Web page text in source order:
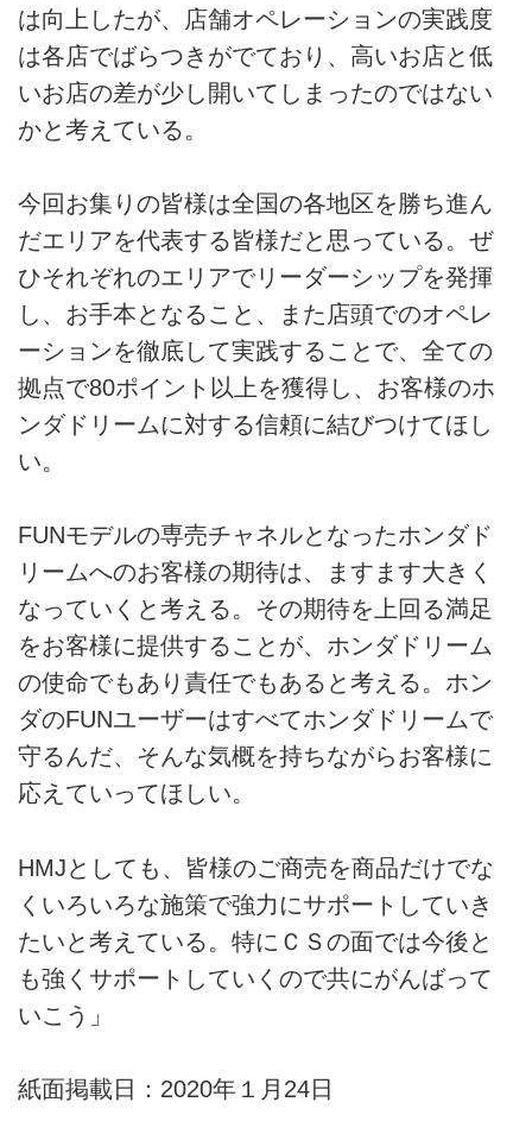
は向上したが、店舗オペレーションの実践度
は各店でばらつきがでており、高いお店と低
いお店の差が少し開いてしまったのではない
かと考えている。
今回お集りの皆様は全国の各地区を勝ち進ん
だエリアを代表する皆様だと思っている。ぜ
ひそれぞれのエリアでリーダーシップを発揮
し、お手本となること、また店頭でのオペレ
ーションを徹底して実践することで、全ての
拠点で80ポイント以上を獲得し、お客様のホ
ンダドリームに対する信頼に結びつけてほし
い。
FUNモデルの専売チャネルとなったホンダド
リームへのお客様の期待は、ますます大きく
なっていくと考える。その期待を上回る満足
をお客様に提供することが、ホンダドリーム
の使命でもあり責任でもあると考える。ホン
ダのFUNユーザーはすべてホンダドリームで
守るんだ、そんな気概を持ちながらお客様に
応えていってほしい。
HMJとしても、皆様のご商売を商品だけでな
くいろいろな施策で強力にサポートしていき
たいと考えている。特にＣＳの面では今後と
も強くサポートしていくので共にがんばって
いこう」
紙面掲載日：2020年１月24日